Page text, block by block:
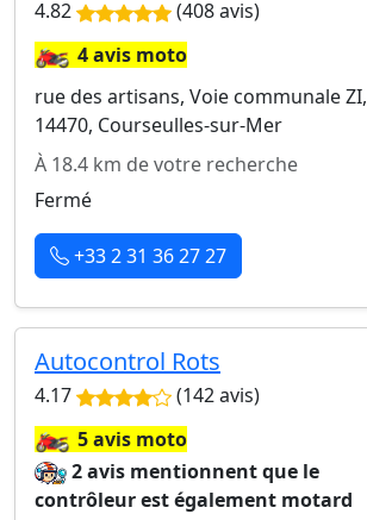
4.82 (408 avis)
🏍️4 avis moto
rue des artisans, Voie communale ZI,
14470, Courseulles-sur-Mer
À 18.4 km de votre recherche
Fermé
+33 2 31 36 27 27
Autocontrol Rots
4.17 (142 avis)
🏍️5 avis moto
2 avis mentionnent que le
contrôleur est également motard